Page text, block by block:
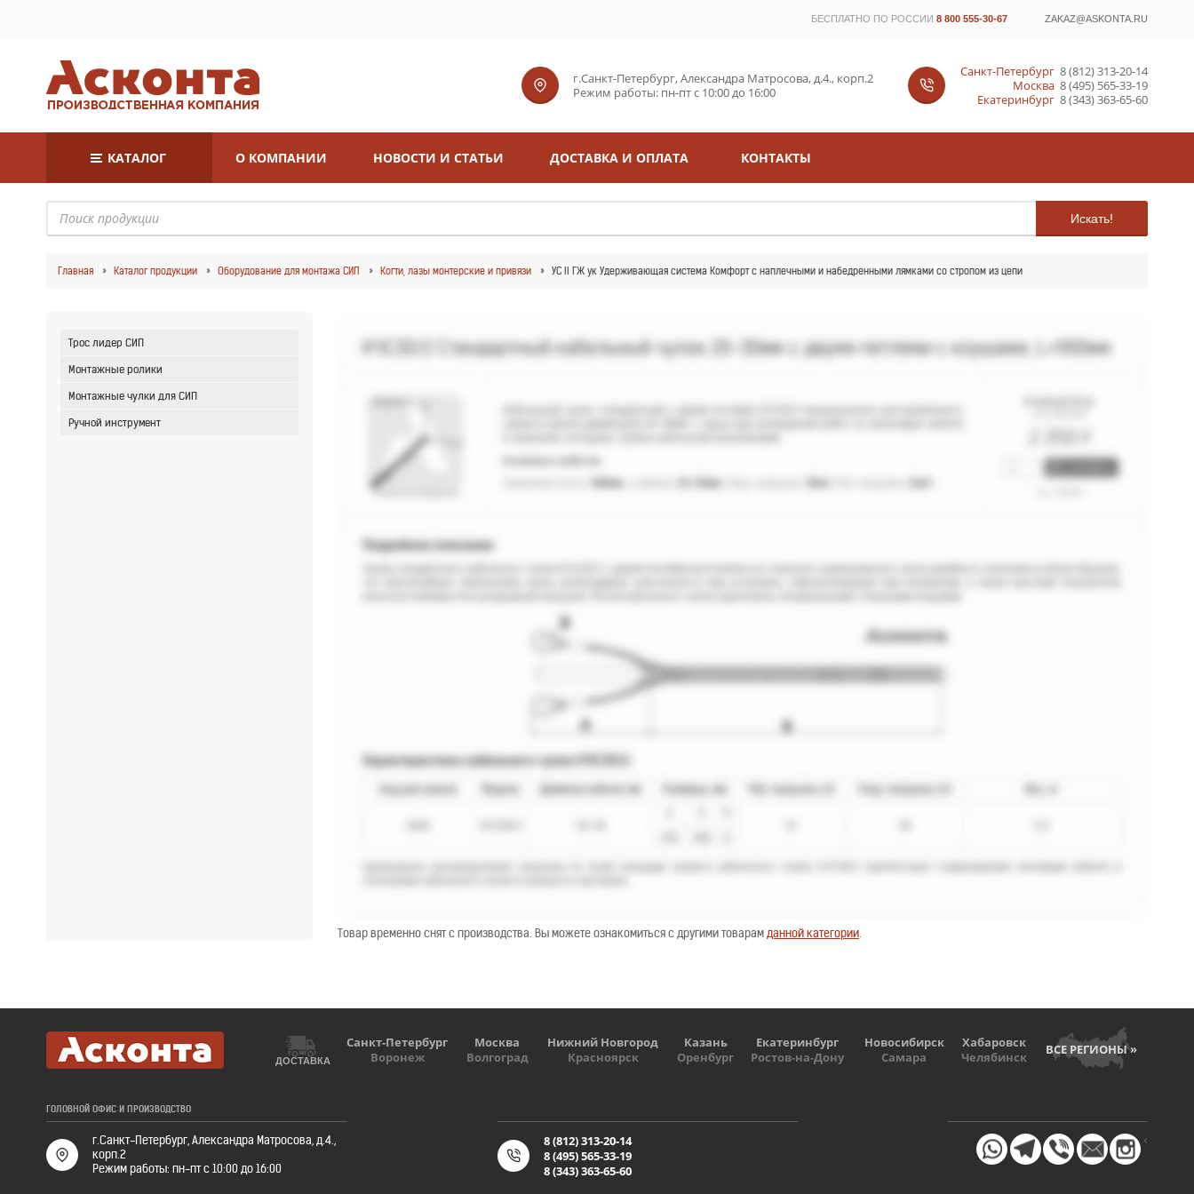
БЕСПЛАТНО ПО РОССИИ 8 800 555-30-67 ZAKAZ@ASKONTA.RU
г.Санкт-Петербург, Александра Матросова, д.4., корп.2
Режим работы: пн-пт с 10:00 до 16:00
Санкт-Петербург 8 (812) 313-20-14
Москва 8 (495) 565-33-19
Екатеринбург 8 (343) 363-65-60
КАТАЛОГ О КОМПАНИИ НОВОСТИ И СТАТЬИ ДОСТАВКА И ОПЛАТА КОНТАКТЫ
Искать!
Главная Каталог продукции Оборудование для монтажа СИП Когти, лазы монтерские и привязи УС II ГЖ ук Удерживающая система Комфорт с наплечными и набедренными лямками со стропом из цепи
Трос лидер СИП
Монтажные ролики
Монтажные чулки для СИП
Ручной инструмент
Товар временно снят с производства. Вы можете ознакомиться с другими товарамданной категории.
ДОСТАВКА
Санкт-Петербург Москва Нижний Новгород Казань Екатеринбург Новосибирск Хабаровск ВСЕ РЕГИОНЫ »
Воронеж Волгоград Красноярск Оренбург Ростов-на-Дону Самара Челябинск
ГОЛОВНОЙ ОФИС И ПРОИЗВОДСТВО
г.Санкт-Петербург, Александра Матросова, д.4.,
корп.2
Режим работы: пн-пт с 10:00 до 16:00
8 (812) 313-20-14
8 (495) 565-33-19
8 (343) 363-65-60
<